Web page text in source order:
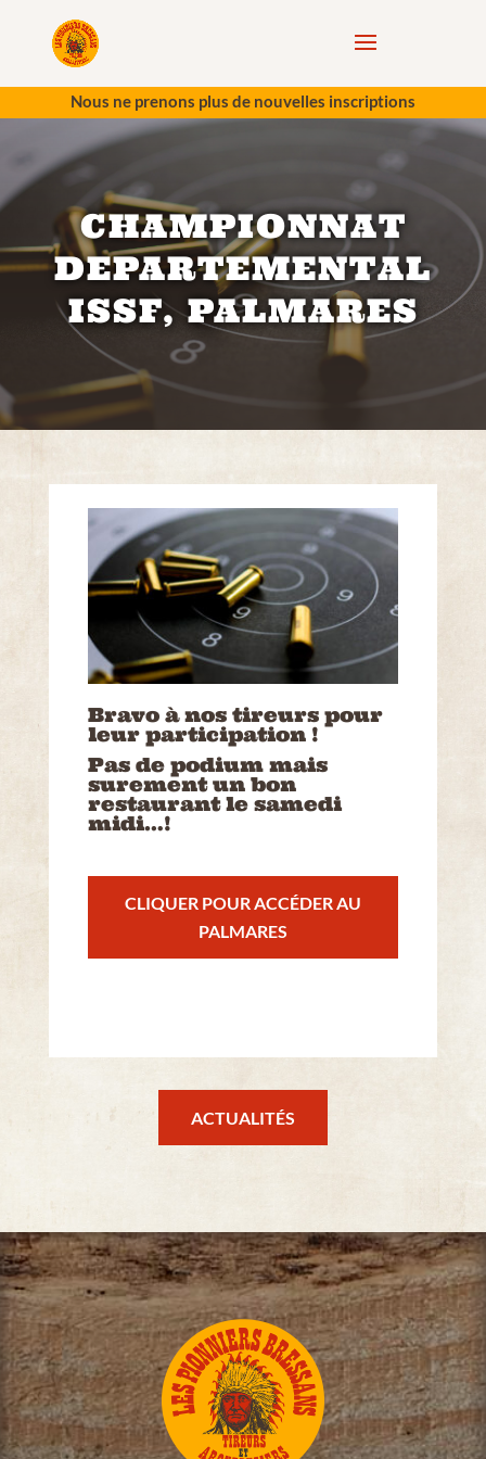
Nous ne prenons plus de nouvelles inscriptions
CHAMPIONNAT
DEPARTEMENTAL
ISSF, PALMARES
Bravo à nos tireurs pour
leur participation !
Pas de podium mais
surement un bon
restaurant le samedi
midi…!
CLIQUER POUR ACCÉDER AU
PALMARES
ACTUALITÉS